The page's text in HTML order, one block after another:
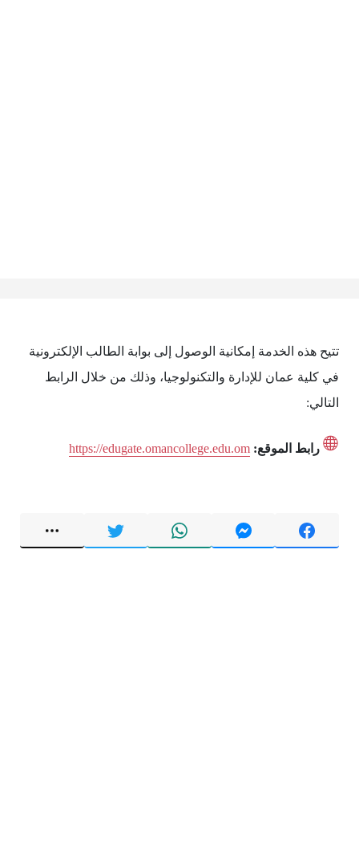
تتيح هذه الخدمة إمكانية الوصول إلى بوابة الطالب الإلكترونية
في كلية عمان للإدارة والتكنولوجيا، وذلك من خلال الرابط
التالي:
رابط الموقع: https://edugate.omancollege.edu.om